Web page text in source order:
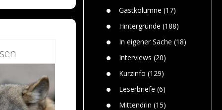
Jim
Warum
Gastkolumne (17)
Hintergründe (188)
In eigener Sache (18)
Interviews (20)
Kurzinfo (129)
Leserbriefe (6)
Mittendrin (15)